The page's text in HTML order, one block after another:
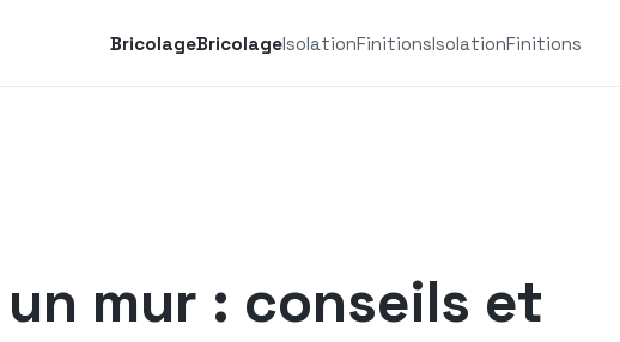
BricolageBricolageIsolationFinitionsIsolationFinitions
mur : conseils et